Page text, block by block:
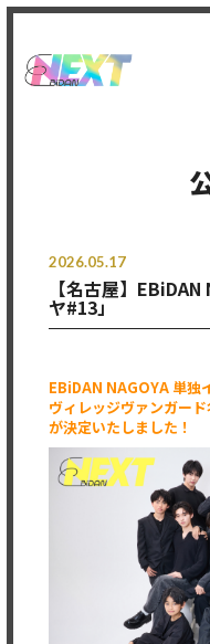
2026.05.17
【名古屋】
ヤ#13」
EBiDAN NAGOYA 単独
ヴィレッジヴァンガー
が決定いたしました！